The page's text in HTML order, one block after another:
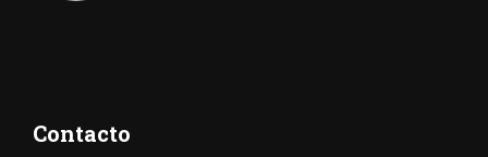
Contacto